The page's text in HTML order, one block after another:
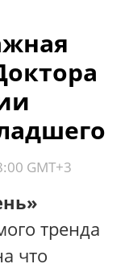
GMT+3
тренда
что